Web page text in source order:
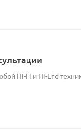
Hi-Fi и Hi-End